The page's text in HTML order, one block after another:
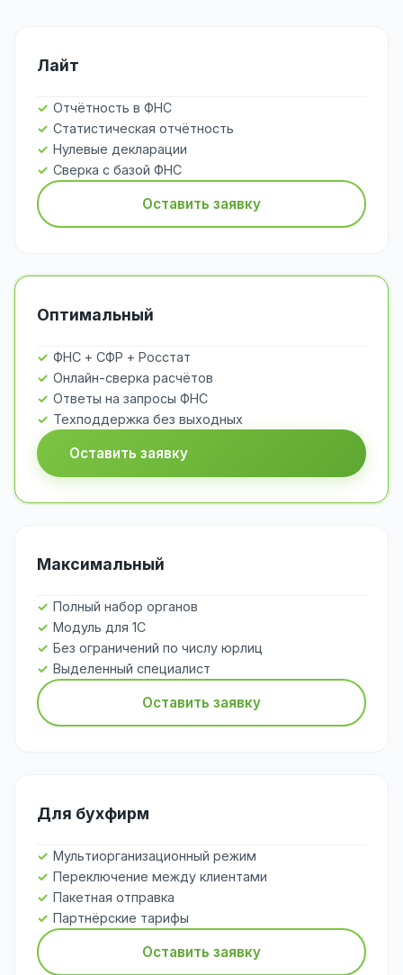
Лайт
Отчётность в ФНС
Статистическая отчётность
Нулевые декларации
Сверка с базой ФНС
Оставить заявку
Оптимальный
ФНС + СФР + Росстат
Онлайн-сверка расчётов
Ответы на запросы ФНС
Техподдержка без выходных
Оставить заявку
Максимальный
Полный набор органов
Модуль для 1С
Без ограничений по числу юрлиц
Выделенный специалист
Оставить заявку
Для бухфирм
Мультиорганизационный режим
Переключение между клиентами
Пакетная отправка
Партнёрские тарифы
Оставить заявку